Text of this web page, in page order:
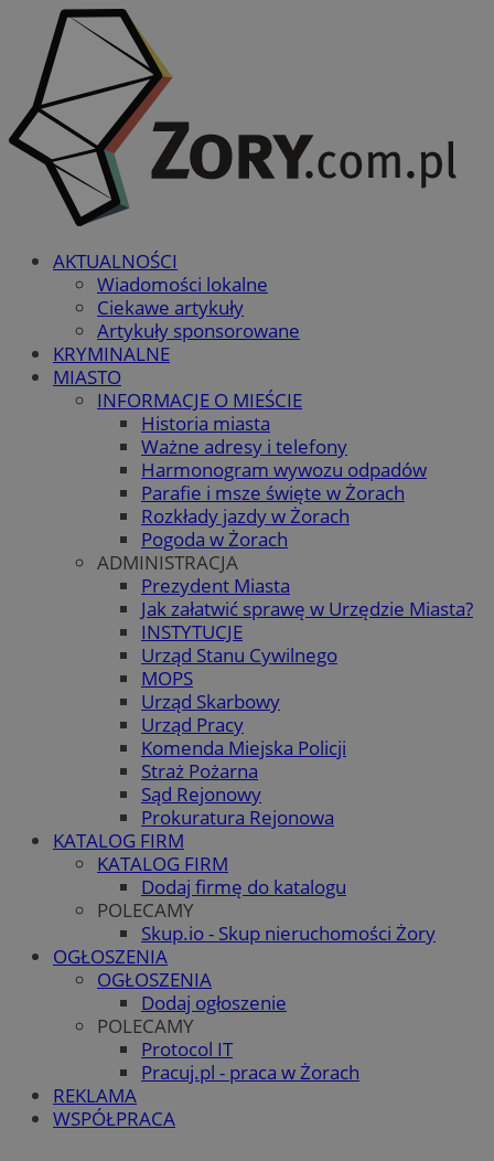
AKTUALNOŚCI
Wiadomości lokalne
Ciekawe artykuły
Artykuły sponsorowane
KRYMINALNE
MIASTO
INFORMACJE O MIEŚCIE
Historia miasta
Ważne adresy i telefony
Harmonogram wywozu odpadów
Parafie i msze święte w Żorach
Rozkłady jazdy w Żorach
Pogoda w Żorach
ADMINISTRACJA
Prezydent Miasta
Jak załatwić sprawę w Urzędzie Miasta?
INSTYTUCJE
Urząd Stanu Cywilnego
MOPS
Urząd Skarbowy
Urząd Pracy
Komenda Miejska Policji
Straż Pożarna
Sąd Rejonowy
Prokuratura Rejonowa
KATALOG FIRM
KATALOG FIRM
Dodaj firmę do katalogu
POLECAMY
Skup.io - Skup nieruchomości Żory
OGŁOSZENIA
OGŁOSZENIA
Dodaj ogłoszenie
POLECAMY
Protocol IT
Pracuj.pl - praca w Żorach
REKLAMA
WSPÓŁPRACA